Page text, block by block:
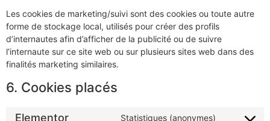
Les cookies de marketing/suivi sont des cookies ou toute autre
forme de stockage local, utilisés pour créer des profils
d’internautes afin d’afficher de la publicité ou de suivre
l’internaute sur ce site web ou sur plusieurs sites web dans des
finalités marketing similaires.
6. Cookies placés
Elementor Statistiques (anonymes)